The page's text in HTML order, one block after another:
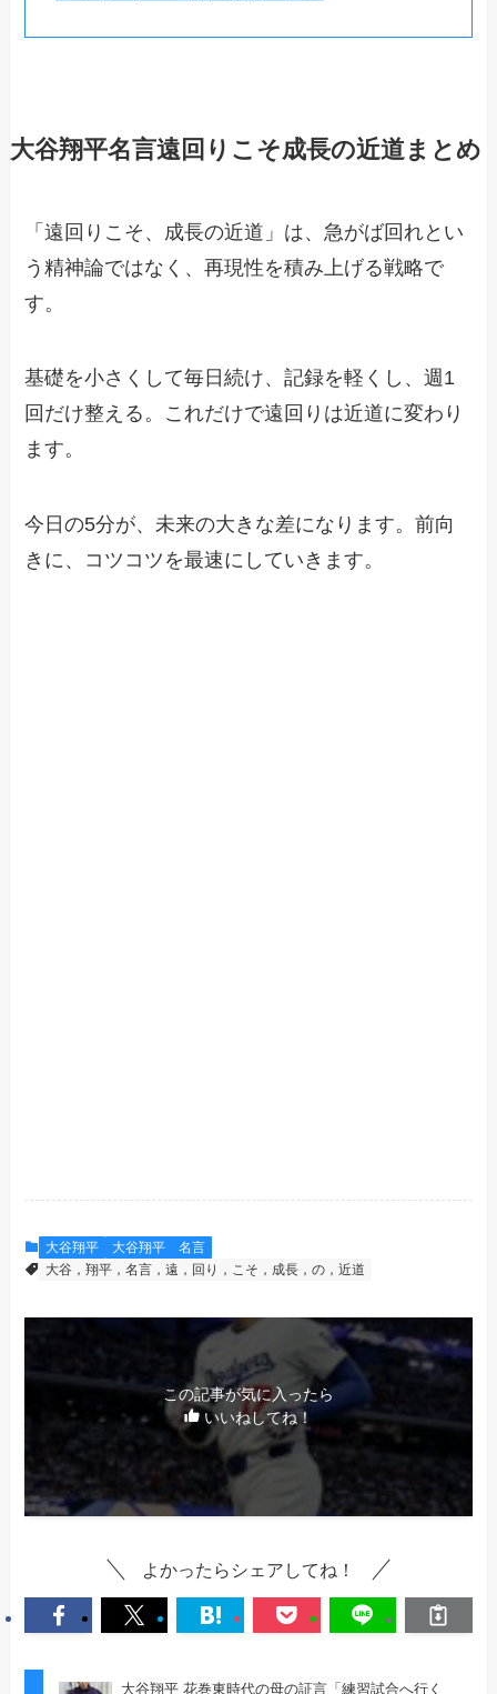
大谷翔平名言遠回りこそ成長の近道まとめ
「遠回りこそ、成長の近道」は、急がば回れとい
う精神論ではなく、再現性を積み上げる戦略で
す。
基礎を小さくして毎日続け、記録を軽くし、週1
回だけ整える。これだけで遠回りは近道に変わり
ます。
今日の5分が、未来の大きな差になります。前向
きに、コツコツを最速にしていきます。
大谷翔平
大谷翔平 名言
大谷，翔平，名言，遠，回り，こそ，成長，の，近道
この記事が気に入ったら
いいねしてね！
よかったらシェアしてね！
大谷翔平 花巻東時代の母の証言「練習試合へ行く